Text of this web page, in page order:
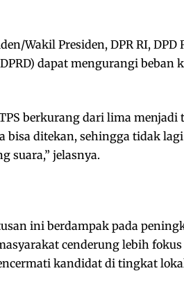
Wakil Presiden, DPR RI, DPD
dapat mengurangi beban
berkurang dari lima menjadi
bisa ditekan, sehingga tidak
suara,” jelasnya.
ini berdampak pada
cenderung lebih fokus
kandidat di tingkat